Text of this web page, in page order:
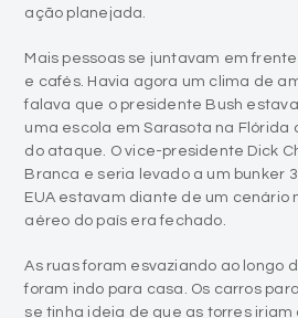
ação planejada.
Mais pessoas se juntavam em
e cafés. Havia agora um clima de
falava que o presidente Bush
uma escola em Sarasota na Flórida
do ataque. O vice-presidente Dick
Branca e seria levado a um bunker
EUA estavam diante de um cenário
aéreo do país era fechado.
As ruas foram esvaziando ao longo
foram indo para casa. Os carros
se tinha ideia de que as torres iriam